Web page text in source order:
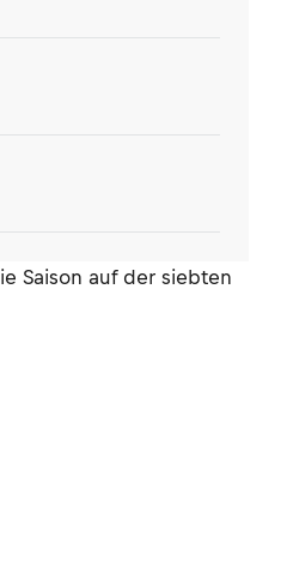
Saison auf der siebten